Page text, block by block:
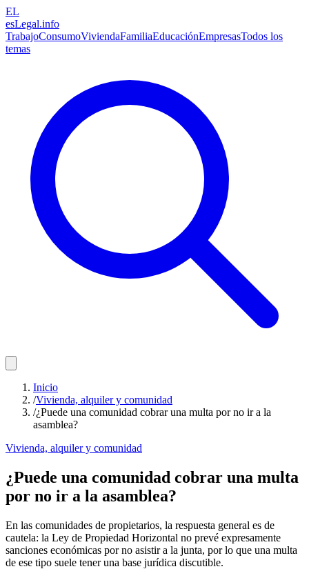
EL
esLegal.info
TrabajoConsumoViviendaFamiliaEducaciónEmpresasTodos los
temas
Inicio
/Vivienda, alquiler y comunidad
/¿Puede una comunidad cobrar una multa por no ir a la
asamblea?
Vivienda, alquiler y comunidad
¿Puede una comunidad cobrar una multa
por no ir a la asamblea?
En las comunidades de propietarios, la respuesta general es de
cautela: la Ley de Propiedad Horizontal no prevé expresamente
sanciones económicas por no asistir a la junta, por lo que una multa
de ese tipo suele tener una base jurídica discutible.